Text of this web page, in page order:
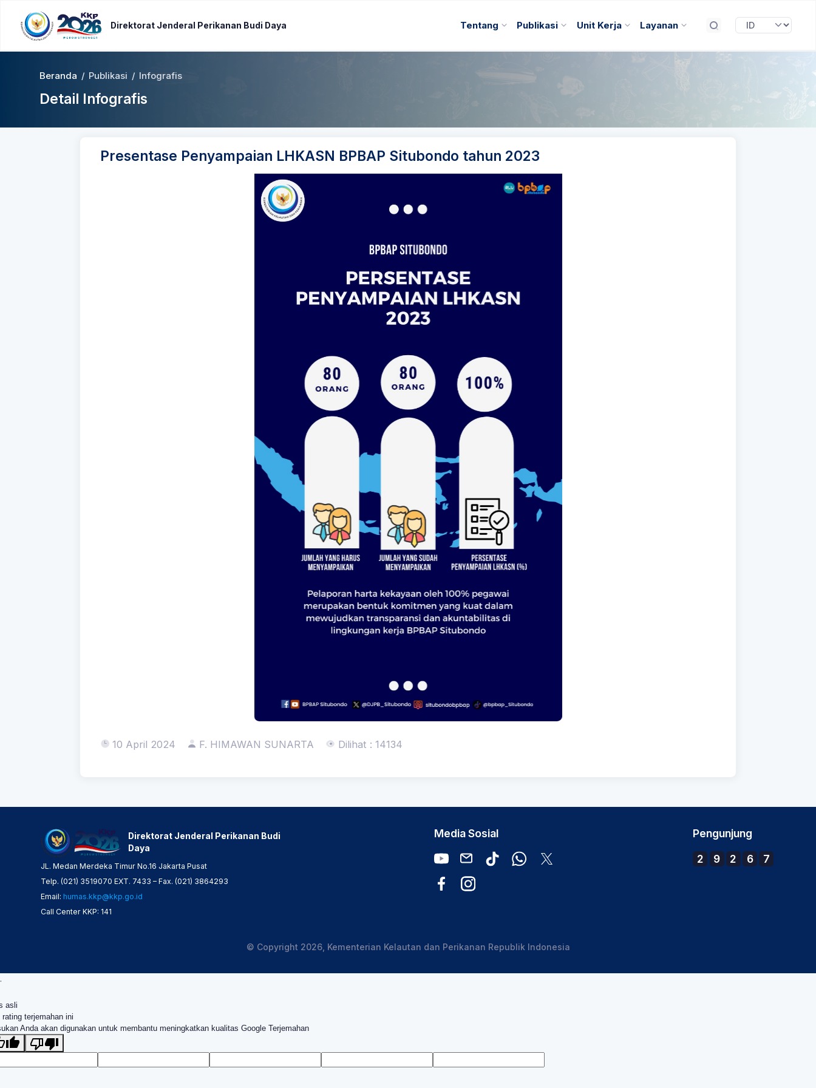
Direktorat Jenderal Perikanan Budi Daya Tentang Publikasi Unit Kerja Layanan
Beranda / Publikasi / Infografis
Detail Infografis
Presentase Penyampaian LHKASN BPBAP Situbondo tahun 2023
10 April 2024 F. HIMAWAN SUNARTA Dilihat : 14134
Direktorat Jenderal Perikanan Budi
Daya
JL. Medan Merdeka Timur No.16 Jakarta Pusat
Telp. (021) 3519070 EXT. 7433 – Fax. (021) 3864293
Email: humas.kkp@kkp.go.id
Call Center KKP: 141
Media Sosial Pengunjung
2 9 2 6 7
© Copyright 2026, Kementerian Kelautan dan Perikanan Republik Indonesia
.
asli
rating terjemahan ini
Anda akan digunakan untuk membantu meningkatkan kualitas Google Terjemahan